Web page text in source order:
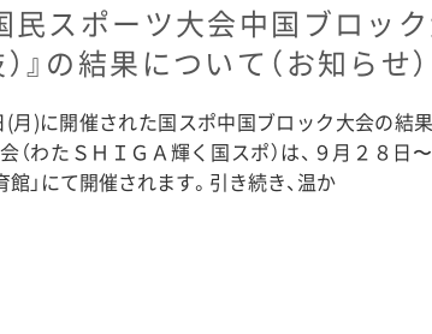
民スポーツ大会中国ブロッ
』の結果について（お知らせ）
(月)に開催された国スポ中国ブロック大会の結
（わたＳＨＩＧＡ輝く国スポ）は、９月２８日
館」にて開催されます。引き続き、温か